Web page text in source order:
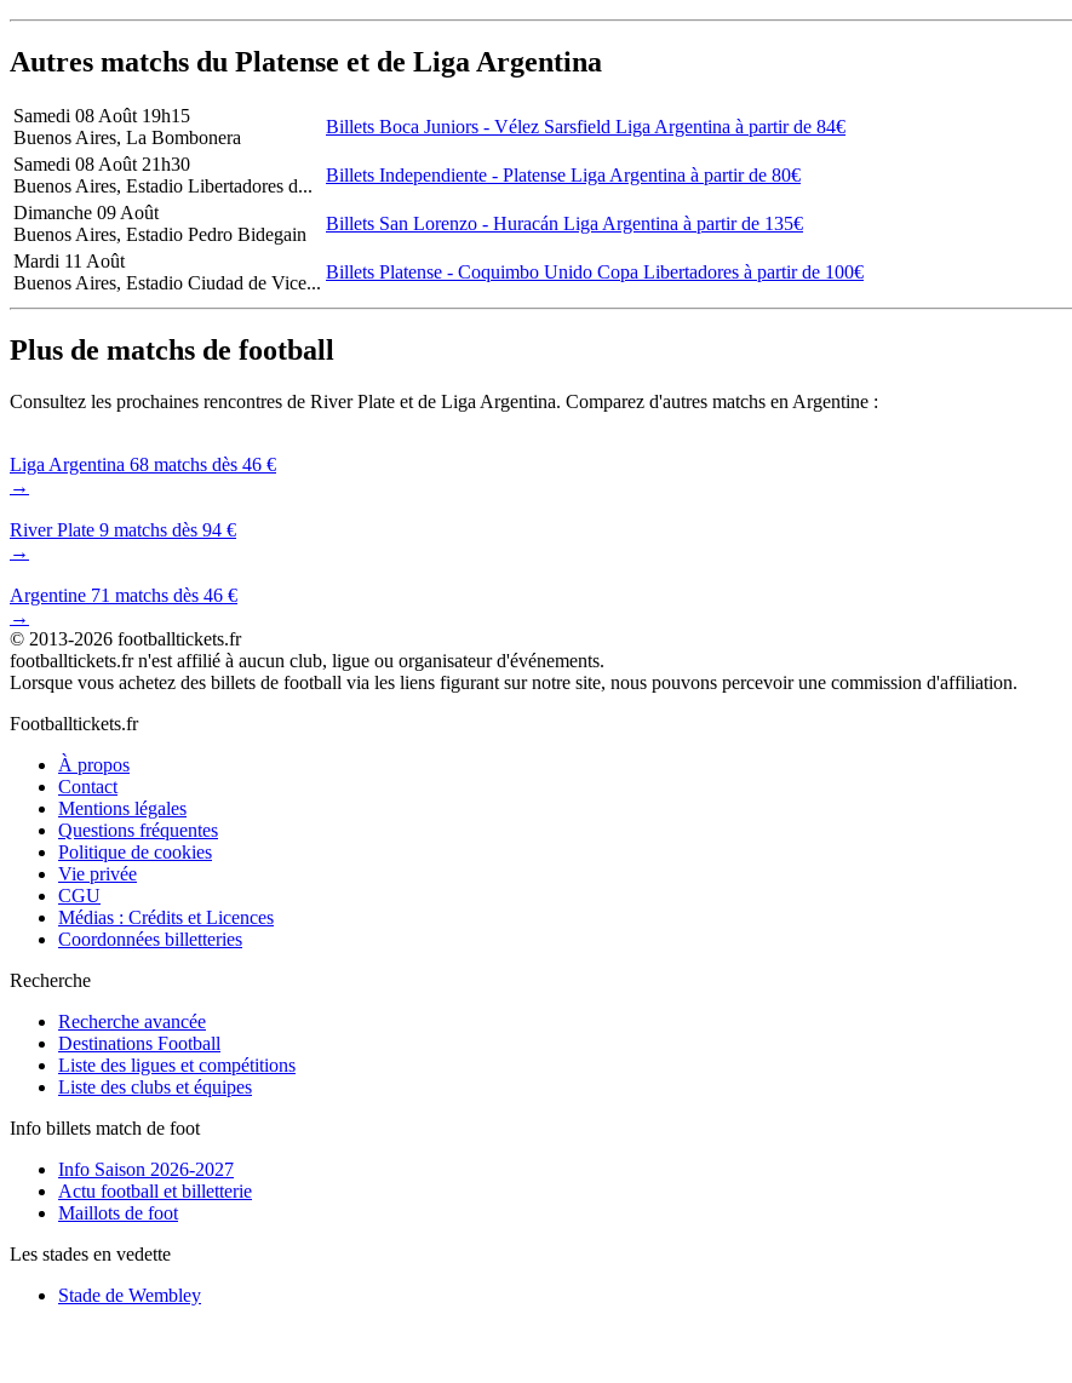
Autres matchs du Platense et de Liga Argentina
Samedi 08 Août 19h15
Buenos Aires, La Bombonera
Billets Boca Juniors - Vélez Sarsfield Liga Argentina à partir de 84€
Samedi 08 Août21h30
Buenos Aires, Estadio Libertadores d...
Billets Independiente - Platense Liga Argentina à partir de 80€
Dimanche 09 Août
Buenos Aires, Estadio Pedro Bidegain
Billets San Lorenzo - Huracán Liga Argentina à partir de 135€
Mardi 11 Août
Buenos Aires, Estadio Ciudad de Vice...
Billets Platense - Coquimbo Unido Copa Libertadores à partir de 100€
Plus de matchs de football
Consultez les prochaines rencontres de River Plate et de Liga Argentina. Comparez d'autres matchs en Argentine :
Liga Argentina 68 matchs dès 46 €
→
River Plate 9 matchs dès 94 €
→
Argentine 71 matchs dès 46 €
→
© 2013-2026 footballtickets.fr
footballtickets.fr n'est affilié à aucun club, ligue ou organisateur d'événements.
Lorsque vous achetez des billets de football via les liens figurant sur notre site, nous pouvons percevoir une commission d'affiliation.
Footballtickets.fr
À propos
Contact
Mentions légales
Questions fréquentes
Politique de cookies
Vie privée
CGU
Médias : Crédits et Licences
Coordonnées billetteries
Recherche
Recherche avancée
Destinations Football
Liste des ligues et compétitions
Liste des clubs et équipes
Info billets match de foot
Info Saison 2026-2027
Actu football et billetterie
Maillots de foot
Les stades en vedette
Stade de Wembley